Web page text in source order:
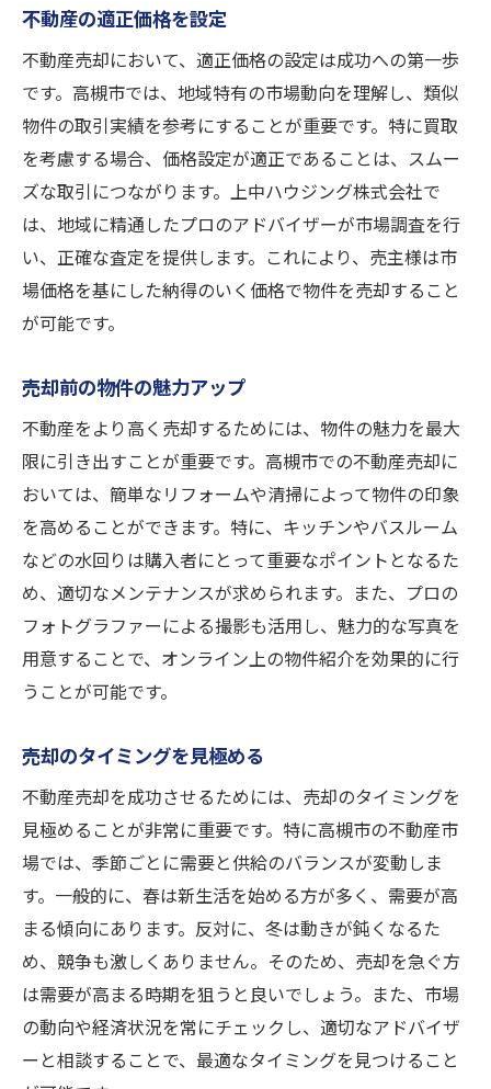
相続税対策としての買取活用
所有者変更に伴う手続きの注意点
リフォームによる資産価値の向上
魅力的なプレゼンテーション方法
プロの写真撮影による物件魅力アップ
土地利用プランの提案
市場価格を超える売却戦略
買取を選ぶべきか？高槻市での不動産売却の選
択肢を比較
買取と仲介の費用比較
リスク管理の観点からの選択
売主のニーズに合った売却方法
高槻市特有の選択肢の評価
未来の計画に基づく決定要因
高槻市の不動産売却を成功に導くプロのアドバ
プロの視点から見る成功事例
信頼できる専門家を見つける方法
交渉を有利に進めるテクニック
売却後の資産管理の方法
高槻市特有の法律的考慮点
不動産の適正価格を設定
不動産売却において、適正価格の設定は成功への第一歩
です。高槻市では、地域特有の市場動向を理解し、類似
物件の取引実績を参考にすることが重要です。特に買取
を考慮する場合、価格設定が適正であることは、スムー
ズな取引につながります。上中ハウジング株式会社で
は、地域に精通したプロのアドバイザーが市場調査を行
い、正確な査定を提供します。これにより、売主様は市
場価格を基にした納得のいく価格で物件を売却すること
が可能です。
売却前の物件の魅力アップ
不動産をより高く売却するためには、物件の魅力を最大
限に引き出すことが重要です。高槻市での不動産売却に
おいては、簡単なリフォームや清掃によって物件の印象
を高めることができます。特に、キッチンやバスルーム
などの水回りは購入者にとって重要なポイントとなるた
め、適切なメンテナンスが求められます。また、プロの
フォトグラファーによる撮影も活用し、魅力的な写真を
用意することで、オンライン上の物件紹介を効果的に行
うことが可能です。
売却のタイミングを見極める
不動産売却を成功させるためには、売却のタイミングを
見極めることが非常に重要です。特に高槻市の不動産市
場では、季節ごとに需要と供給のバランスが変動しま
す。一般的に、春は新生活を始める方が多く、需要が高
まる傾向にあります。反対に、冬は動きが鈍くなるた
め、競争も激しくありません。そのため、売却を急ぐ方
は需要が高まる時期を狙うと良いでしょう。また、市場
の動向や経済状況を常にチェックし、適切なアドバイザ
ーと相談することで、最適なタイミングを見つけること